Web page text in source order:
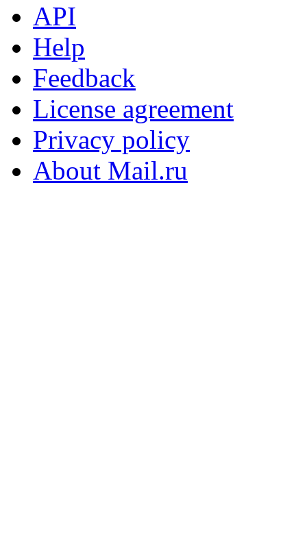
API
Help
Feedback
License agreement
Privacy policy
About Mail.ru